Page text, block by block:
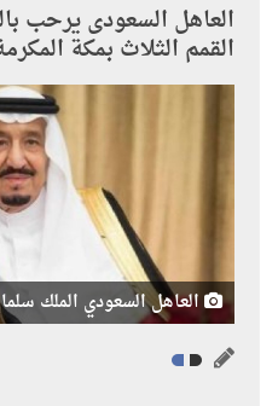
العاهل السعودى يرحب
القمم الثلاث بمكة
العاهل السعودي الملك